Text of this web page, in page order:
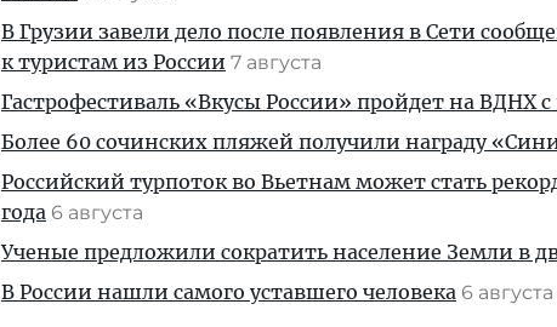
В Грузии завели дело после появления в Сети
к туристам из России 7 августа
Гастрофестиваль «Вкусы России» пройдет на ВДНХ с
Более 60 сочинских пляжей получили награду
Российский турпоток во Вьетнам может стать
года 6 августа
Ученые предложили сократить население Земли в
В России нашли самого уставшего человека 6 августа